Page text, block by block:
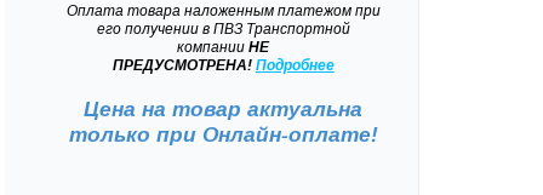
Оплата товара наложенным платежом при
его получении в ПВЗ Транспортной
компании НЕ
ПРЕДУСМОТРЕНА! Подробнее
Цена на товар актуальна
только при Онлайн-оплате!